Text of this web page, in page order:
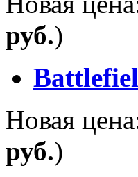
руб.)
Новая
руб.)